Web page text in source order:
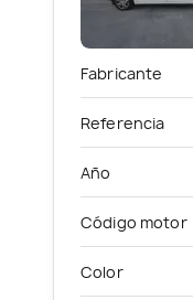
Fabricante
Referencia
Año
Código motor
Color